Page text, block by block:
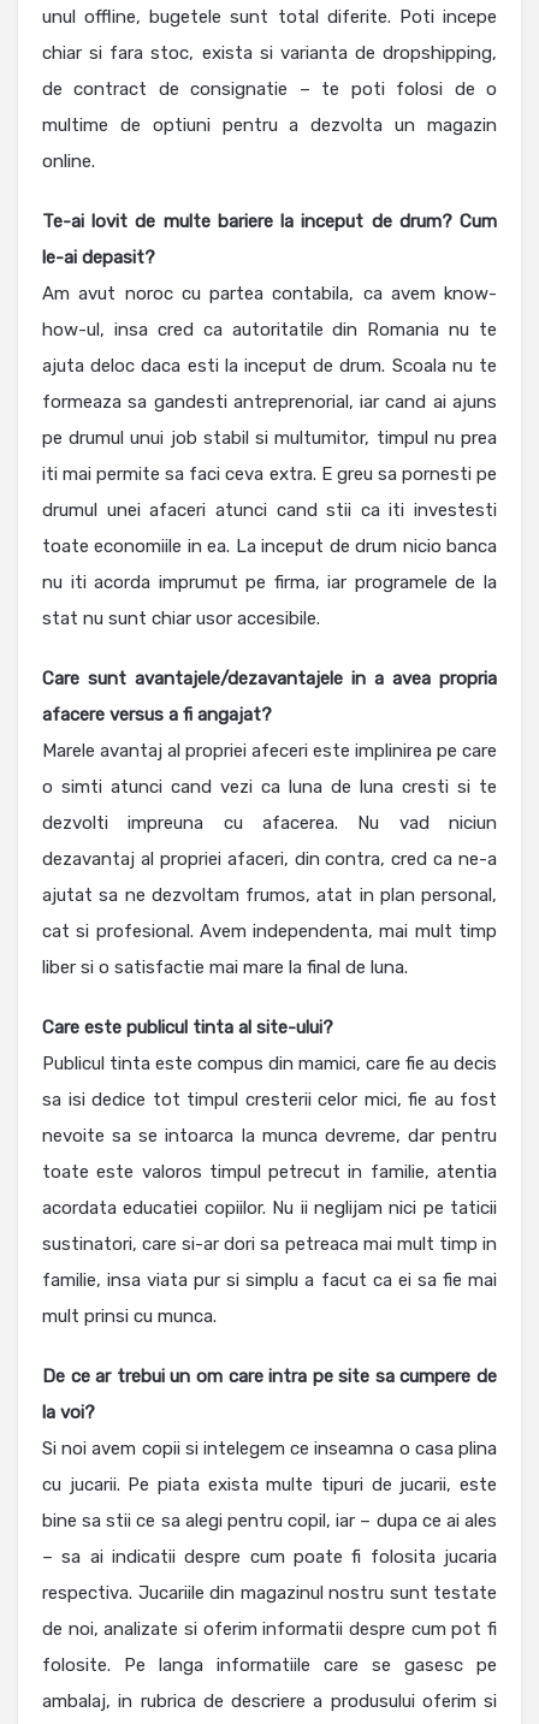
unul offline, bugetele sunt total diferite. Poti incepe
chiar si fara stoc, exista si varianta de dropshipping,
de contract de consignatie – te poti folosi de o
multime de optiuni pentru a dezvolta un magazin
online.
Te-ai lovit de multe bariere la inceput de drum? Cum
le-ai depasit?
Am avut noroc cu partea contabila, ca avem know-
how-ul, insa cred ca autoritatile din Romania nu te
ajuta deloc daca esti la inceput de drum. Scoala nu te
formeaza sa gandesti antreprenorial, iar cand ai ajuns
pe drumul unui job stabil si multumitor, timpul nu prea
iti mai permite sa faci ceva extra. E greu sa pornesti pe
drumul unei afaceri atunci cand stii ca iti investesti
toate economiile in ea. La inceput de drum nicio banca
nu iti acorda imprumut pe firma, iar programele de la
stat nu sunt chiar usor accesibile.
Care sunt avantajele/dezavantajele in a avea propria
afacere versus a fi angajat?
Marele avantaj al propriei afeceri este implinirea pe care
o simti atunci cand vezi ca luna de luna cresti si te
dezvolti impreuna cu afacerea. Nu vad niciun
dezavantaj al propriei afaceri, din contra, cred ca ne-a
ajutat sa ne dezvoltam frumos, atat in plan personal,
cat si profesional. Avem independenta, mai mult timp
liber si o satisfactie mai mare la final de luna.
Care este publicul tinta al site-ului?
Publicul tinta este compus din mamici, care fie au decis
sa isi dedice tot timpul cresterii celor mici, fie au fost
nevoite sa se intoarca la munca devreme, dar pentru
toate este valoros timpul petrecut in familie, atentia
acordata educatiei copiilor. Nu ii neglijam nici pe taticii
sustinatori, care si-ar dori sa petreaca mai mult timp in
familie, insa viata pur si simplu a facut ca ei sa fie mai
mult prinsi cu munca.
De ce ar trebui un om care intra pe site sa cumpere de
la voi?
Si noi avem copii si intelegem ce inseamna o casa plina
cu jucarii. Pe piata exista multe tipuri de jucarii, este
bine sa stii ce sa alegi pentru copil, iar – dupa ce ai ales
– sa ai indicatii despre cum poate fi folosita jucaria
respectiva. Jucariile din magazinul nostru sunt testate
de noi, analizate si oferim informatii despre cum pot fi
folosite. Pe langa informatiile care se gasesc pe
ambalaj, in rubrica de descriere a produsului oferim si